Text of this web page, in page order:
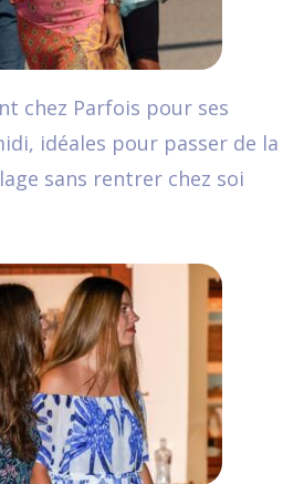
chez Parfois pour ses
idéales pour passer de la
sans rentrer chez soi